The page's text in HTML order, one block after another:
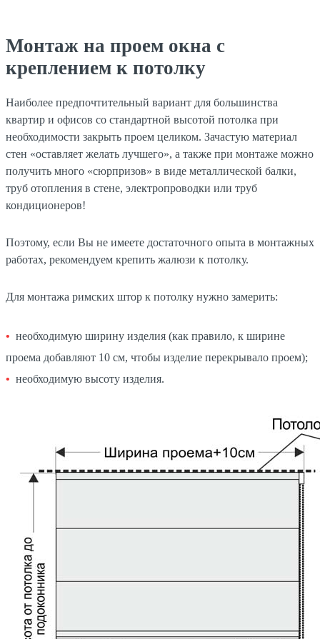
Монтаж на проем окна с
креплением к потолку
Наиболее предпочтительный вариант для большинства
квартир и офисов со стандартной высотой потолка при
необходимости закрыть проем целиком. Зачастую материал
стен «оставляет желать лучшего», а также при монтаже можно
получить много «сюрпризов» в виде металлической балки,
труб отопления в стене, электропроводки или труб
кондиционеров!
Поэтому, если Вы не имеете достаточного опыта в монтажных
работах, рекомендуем крепить жалюзи к потолку.
Для монтажа римских штор к потолку нужно замерить:
необходимую ширину изделия (как правило, к ширине
проема добавляют 10 см, чтобы изделие перекрывало проем);
необходимую высоту изделия.